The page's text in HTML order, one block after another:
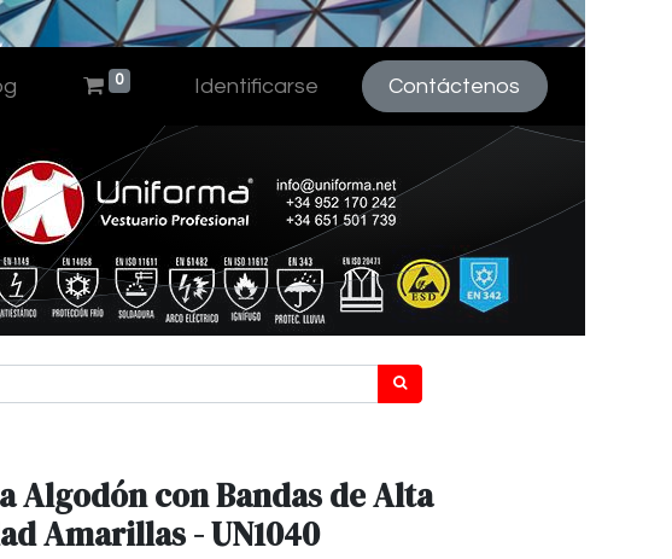
0 Identificarse Contáctenos
Algodón con Bandas de Alta
Amarillas - UN1040